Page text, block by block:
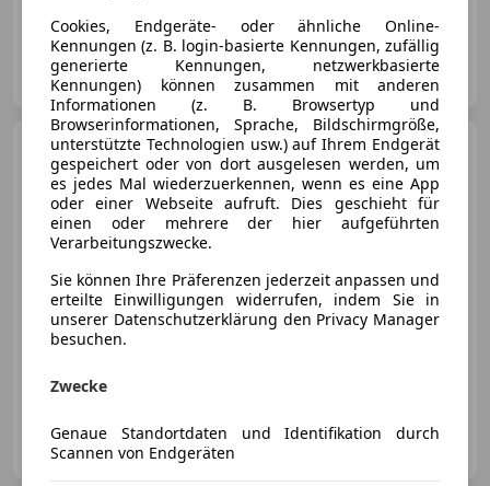
Lifag-Fahrzeughandels GmbH
AT-4040 Linz
Nissan Micra Micra 1,2
Edition 25 Jahre Edition 25 Jahre
€ 1 490
Privat
AT-4010 Linz
Cookies, Endgeräte- oder ähnliche Online-
Kennungen (z. B. login-basierte Kennungen, zufällig
generierte Kennungen, netzwerkbasierte
Kennungen) können zusammen mit anderen
Informationen (z. B. Browsertyp und
Browserinformationen, Sprache, Bildschirmgröße,
unterstützte Technologien usw.) auf Ihrem Endgerät
gespeichert oder von dort ausgelesen werden, um
es jedes Mal wiederzuerkennen, wenn es eine App
oder einer Webseite aufruft. Dies geschieht für
einen oder mehrere der hier aufgeführten
Verarbeitungszwecke.
Sie können Ihre Präferenzen jederzeit anpassen und
erteilte Einwilligungen widerrufen, indem Sie in
unserer Datenschutzerklärung den Privacy Manager
besuchen.
Zwecke
Genaue Standortdaten und Identifikation durch
Scannen von Endgeräten